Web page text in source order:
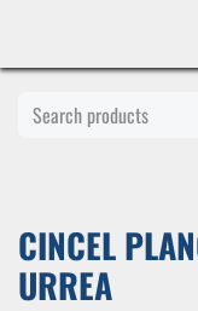
CINCEL
URREA